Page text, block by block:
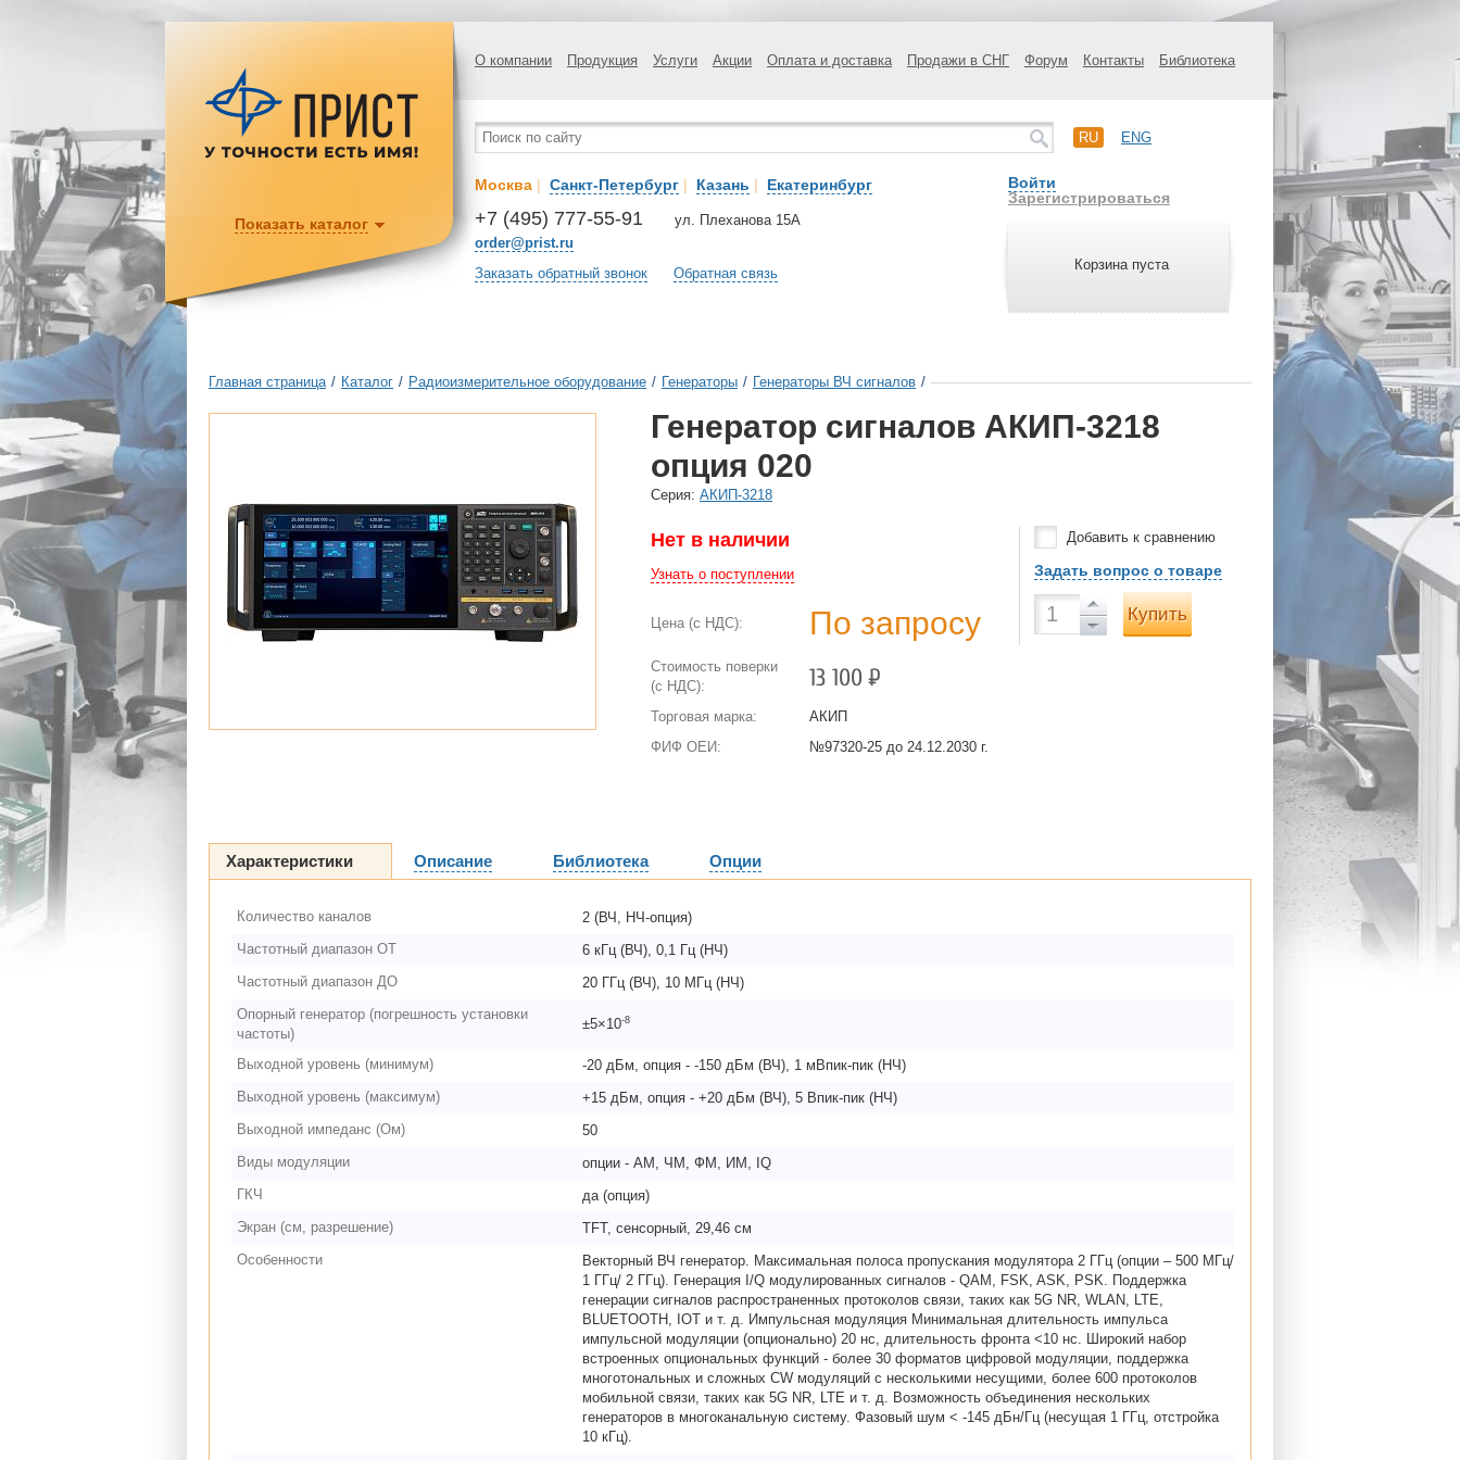
О компании Продукция Услуги Акции Оплата и доставка Продажи в СНГ Форум Контакты Библиотека
RU ENG
Москва | Санкт-Петербург | Казань | Екатеринбург
+7 (495) 777-55-91
order@prist.ru
ул. Плеханова 15А
Заказать обратный звонок Обратная связь
Войти
Зарегистрироваться
Корзина пуста
Показать каталог
Главная страница / Каталог / Радиоизмерительное оборудование / Генераторы / Генераторы ВЧ сигналов /
Генератор сигналов АКИП-3218
опция 020
Cерия: АКИП-3218
Нет в наличии
Узнать о поступлении
Цена (с НДС): По запросу
Стоимость поверки
(с НДС):
13 100Р
Торговая марка:
АКИП
ФИФ ОЕИ:
№97320-25 до 24.12.2030 г.
Добавить к сравнению
Задать вопрос о товаре
Купить
Характеристики Описание Библиотека Опции
Количество каналов
2 (ВЧ, НЧ-опция)
Частотный диапазон ОТ
6 кГц (ВЧ), 0,1 Гц (НЧ)
Частотный диапазон ДО
20 ГГц (ВЧ), 10 МГц (НЧ)
Опорный генератор (погрешность установки
частоты)
±5×10-8
Выходной уровень (минимум)
-20 дБм, опция - -150 дБм (ВЧ), 1 мВпик-пик (НЧ)
Выходной уровень (максимум)
+15 дБм, опция - +20 дБм (ВЧ), 5 Впик-пик (НЧ)
Выходной импеданс (Ом)
50
Виды модуляции
опции - AM, ЧМ, ФМ, ИМ, IQ
ГКЧ
да (опция)
Экран (см, разрешение)
TFT, сенсорный, 29,46 см
Особенности
Векторный ВЧ генератор. Максимальная полоса пропускания модулятора 2 ГГц (опции – 500 МГц/
1 ГГц/ 2 ГГц). Генерация I/Q модулированных сигналов - QAM, FSK, ASK, PSK. Поддержка
генерации сигналов распространенных протоколов связи, таких как 5G NR, WLAN, LTE,
BLUETOOTH, IOT и т. д. Импульсная модуляция Минимальная длительность импульса
импульсной модуляции (опционально) 20 нс, длительность фронта <10 нс. Широкий набор
встроенных опциональных функций - более 30 форматов цифровой модуляции, поддержка
многотональных и сложных CW модуляций с несколькими несущими, более 600 протоколов
мобильной связи, таких как 5G NR, LTE и т. д. Возможность объединения нескольких
генераторов в многоканальную систему. Фазовый шум < -145 дБн/Гц (несущая 1 ГГц, отстройка
10 кГц).